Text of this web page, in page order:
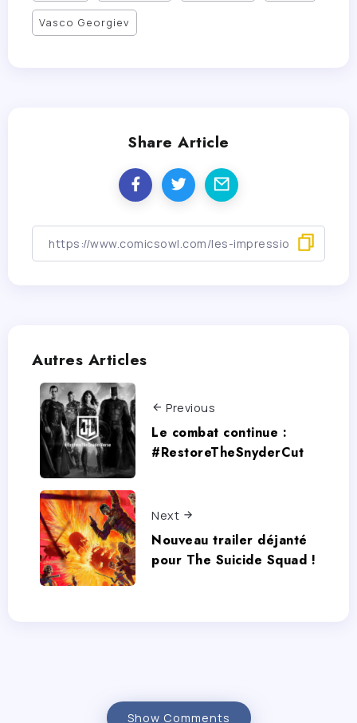
Vasco Georgiev
Share Article
Autres Articles
Previous
Le combat continue :
#RestoreTheSnyderCut
Next
Nouveau trailer déjanté
pour The Suicide Squad !
Show Comments